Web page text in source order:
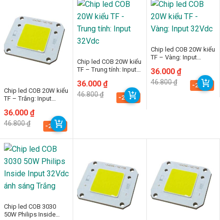
Chip led COB 20W kiểu
TF – Trắng: Input
46.800₫
Giá
gốc
là:
36.000 ₫
Giá
hiện
tại
36.000 ₫.
-23.1%
Chip led COB 20W kiểu
TF – Trung tính: Input
46.800₫
Giá
gốc
là:
36.000₫
Giá
hiện
tại
-23.1%
Chip led COB 20W kiểu
TF – Vàng: Input
46.800₫
Giá
gốc
là:
36.000 ₫
Giá
hiện
tại
-23.1%
Chip led COB 3030
50W Philips Inside